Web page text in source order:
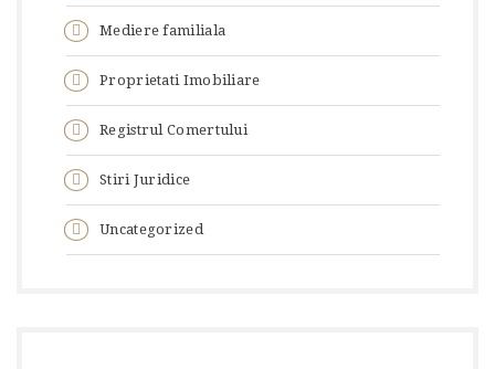
Mediere familiala
Proprietati Imobiliare
Registrul Comertului
Stiri Juridice
Uncategorized